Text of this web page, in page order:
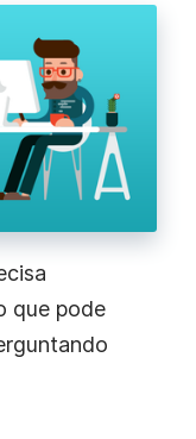
que pode